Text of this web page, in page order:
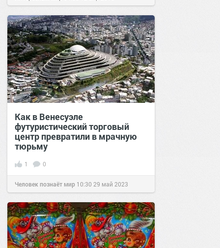
Как в Венесуэле
футуристический торговый
центр превратили в мрачную
тюрьму
1 0
Человек познаёт мир 10:30 29 май 2023